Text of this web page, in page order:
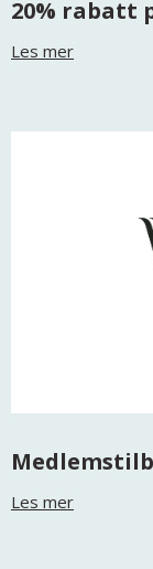
20% rabatt
Les mer
Les mer